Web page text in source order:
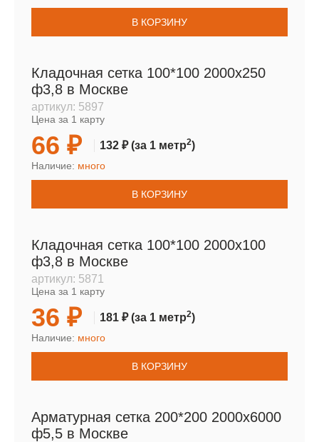
В КОРЗИНУ
Кладочная сетка 100*100 2000х250
ф3,8 в Москве
артикул: 5897
Цена за 1 карту
66 ₽ 132 ₽(за 1 метр2)
Наличие: много
В КОРЗИНУ
Кладочная сетка 100*100 2000х100
ф3,8 в Москве
артикул: 5871
Цена за 1 карту
36 ₽ 181 ₽(за 1 метр2)
Наличие: много
В КОРЗИНУ
Арматурная сетка 200*200 2000х6000
ф5,5 в Москве